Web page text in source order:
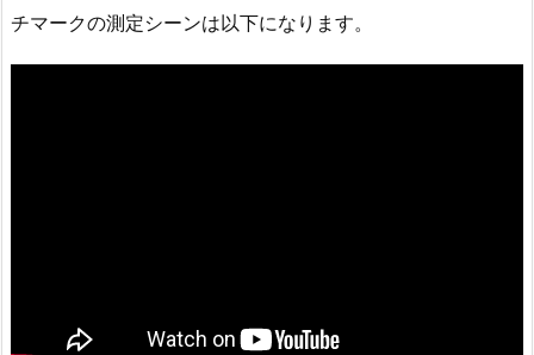
チマークの測定シーンは以下になります。